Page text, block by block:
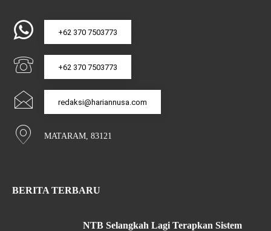
+62 370 7503773
+62 370 7503773
redaksi@hariannusa.com
MATARAM, 83121
BERITA TERBARU
NTB Selangkah Lagi Terapkan Sistem